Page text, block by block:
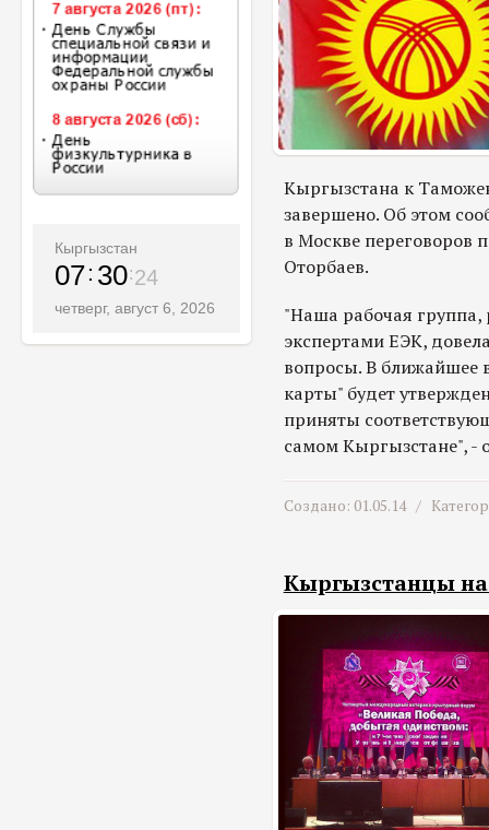
Кыргызстан
07 30 26
четверг, август 6, 2026
Кыргызстана к
завершено. Об этом
в Москве
Оторбаев.
"Наша рабочая группа,
экспертами ЕЭК,
вопросы. В ближайшее
карты" будет
приняты
самом Кыргызстане", -
Создано: 01.05.14 /
Кыргызстанцы на